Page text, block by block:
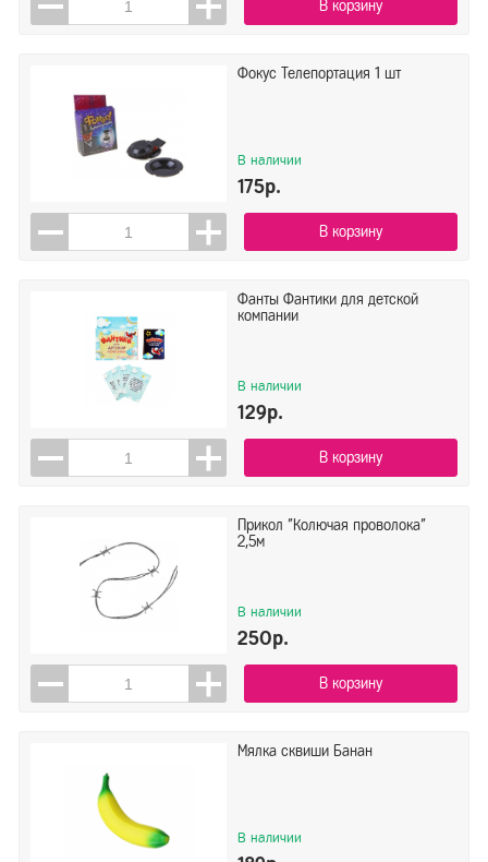
В корзину
Фокус Телепортация 1 шт
В наличии
175р.
В корзину
Фанты Фантики для детской
компании
В наличии
129р.
В корзину
Прикол "Колючая проволока"
2,5м
В наличии
250р.
В корзину
Мялка сквиши Банан
В наличии